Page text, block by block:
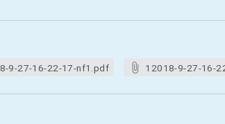
9-27-16-22-17-nf1.pdf 12018-9-27-16-